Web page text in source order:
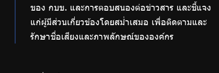
ของ กบข. และการตอบสนองต่อข่าวสาร และชี้แจง
แก่ผู้มีส่วนเกี่ยวข้องโดยสม่ำเสมอ เพื่อติดตามและ
รักษาชื่อเสียงและภาพลักษณ์ขององค์กร